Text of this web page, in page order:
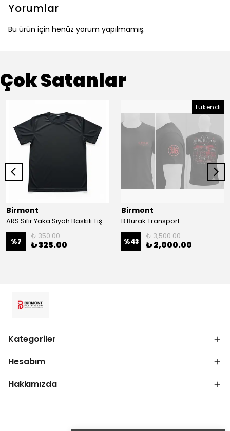
Yorumlar
Bu ürün için henüz yorum yapılmamış.
Çok Satanlar
Birmont
ARS Sıfır Yaka Siyah Baskılı Tişört
%7
₺ 350.00
₺ 325.00
Tükendi
Birmont
B.Burak Transport
%43
₺ 3,500.00
₺ 2,000.00
Kategoriler
Hesabım
Hakkımızda